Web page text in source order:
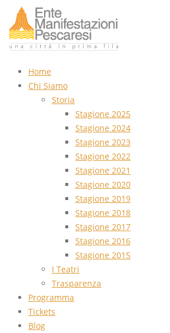
Home
Chi Siamo
Storia
Stagione 2025
Stagione 2024
Stagione 2023
Stagione 2022
Stagione 2021
Stagione 2020
Stagione 2019
Stagione 2018
Stagione 2017
Stagione 2016
Stagione 2015
I Teatri
Trasparenza
Programma
Tickets
Blog